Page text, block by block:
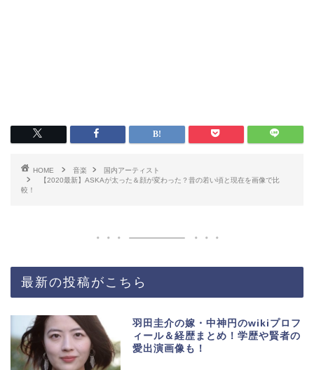
HOME 音楽
国内アーティスト
【2020最新】ASKAが太った＆顔が変わった？昔の若い頃と現在を画像で比
較！
最新の投稿がこちら
羽田圭介の嫁・中神円のwikiプロフ
ィール＆経歴まとめ！学歴や賢者の
愛出演画像も！